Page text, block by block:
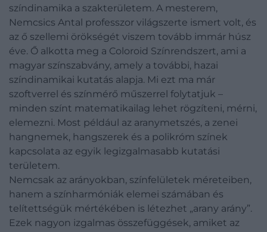
színdinamika a szakterületem. A mesterem,
Nemcsics Antal professzor világszerte ismert volt, és
az ő szellemi örökségét viszem tovább immár húsz
éve. Ő alkotta meg a Coloroid Színrendszert, ami a
magyar színszabvány, amely a további, hazai
színdinamikai kutatás alapja. Mi ezt ma már
szoftverrel és színmérő műszerrel folytatjuk –
minden színt matematikailag lehet rögzíteni, mérni,
elemezni. Most például az aranymetszés, a zenei
hangnemek, hangszerek és a polikróm színek
kapcsolata az egyik legizgalmasabb kutatási
területem.
Nemcsak az arányokban, színfelületek méreteiben,
hanem a színharmóniák elemei számában és
telítettségük mértékében is létezhet „arany arány”.
Ezek nagyon izgalmas összefüggések, amiket az